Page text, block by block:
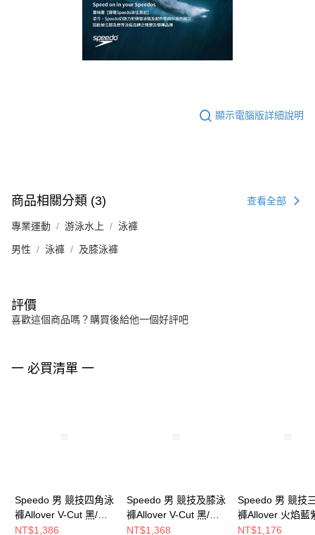
顯示電腦版詳細說明
商品相關分類 (3) 查看全部
專業運動 游泳水上 泳褲
男性 泳褲 及膝泳褲
評價
喜歡這個商品嗎？購買後給他一個好評吧
一 必買清單 一
Speedo 男 競技四角泳
褲Allover V-Cut 黑/火
焰藍紫
NT$1,386
Speedo 男 競技及膝泳
褲Allover V-Cut 黑/鈷
藍
NT$1,368
Speedo 男 競技
褲Allover 火焰藍
NT$1,176